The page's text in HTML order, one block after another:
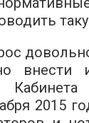
внести
2015